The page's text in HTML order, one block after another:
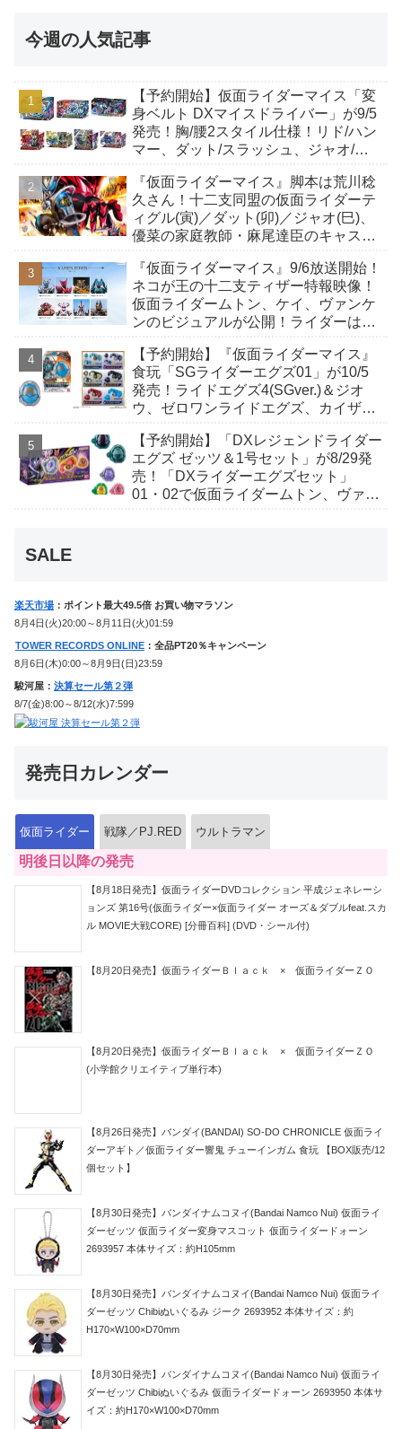
今週の人気記事
【予約開始】仮面ライダーマイス「変
身ベルト DXマイスドライバー」が9/5
発売！胸/腰2スタイル仕様！リド/ハン
マー、ダット/スラッシュ、ジャオ/バ
も！
『仮面ライダーマイス』脚本は荒川稔
久さん！十二支同盟の仮面ライダーテ
ィグル(寅)／ダット(卯)／ジャオ(巳)、
優菜の家庭教師・麻尾達臣のキャスト
んも変身！
『仮面ライダーマイス』9/6放送開始！
ネコが王の十二支ティザー特報映像！
仮面ライダームトン、ケイ、ヴァンケ
ンのビジュアルが公開！ライダーは子
【予約開始】『仮面ライダーマイス』
食玩「SGライダーエグズ01」が10/5
発売！ライドエグズ4(SGver.)＆ジオ
ウ、ゼロワンライドエグズ、カイザ、
【予約開始】「DXレジェンドライダー
エグズ ゼッツ＆1号セット」が8/29発
売！「DXライダーエグズセット」
01・02で仮面ライダームトン、ヴァン
SALE
楽天市場 ：ポイント最大49.5倍 お買い物マラソン
8月4日(火)20:00～8月11日(火)01:59
TOWER RECORDS ONLINE ：全品PT20％キャンペーン
8月6日(木)0:00～8月9日(日)23:59
駿河屋： 決算セール第２弾
8/7(金)8:00～8/12(水)7:599
発売日カレンダー
仮面ライダー 戦隊／PJ.RED ウルトラマン
明後日以降の発売
【8月18日発売】仮面ライダーDVDコレクション 平成ジェネレーシ
ョンズ 第16号(仮面ライダー×仮面ライダー オーズ＆ダブルfeat.スカ
ル MOVIE大戦CORE) [分冊百科] (DVD・シール付)
【8月20日発売】仮面ライダーＢｌａｃｋ × 仮面ライダーＺＯ
【8月20日発売】仮面ライダーＢｌａｃｋ × 仮面ライダーＺＯ
(小学館クリエイティブ単行本)
【8月26日発売】バンダイ(BANDAI) SO-DO CHRONICLE 仮面ライ
ダーアギト／仮面ライダー響鬼 チューインガム 食玩 【BOX販売/12
個セット】
【8月30日発売】バンダイナムコヌイ(Bandai Namco Nui) 仮面ライ
ダーゼッツ 仮面ライダー変身マスコット 仮面ライダードォーン
2693957 本体サイズ：約H105mm
【8月30日発売】バンダイナムコヌイ(Bandai Namco Nui) 仮面ライ
ダーゼッツ Chibiぬいぐるみ ジーク 2693952 本体サイズ：約
H170×W100×D70mm
【8月30日発売】バンダイナムコヌイ(Bandai Namco Nui) 仮面ライ
ダーゼッツ Chibiぬいぐるみ 仮面ライダードォーン 2693950 本体サ
イズ：約H170×W100×D70mm